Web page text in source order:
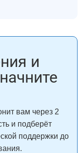
и
вам через 2
и подберёт
поддержки до